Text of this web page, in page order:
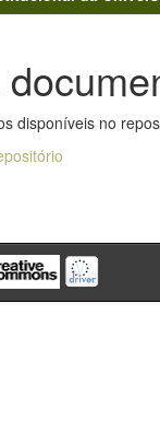
disponíveis no
Av.